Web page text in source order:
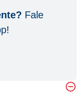
Fale